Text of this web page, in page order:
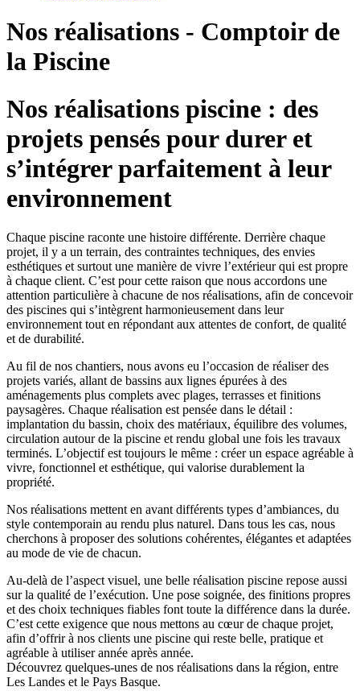
Nos réalisations - Comptoir de
la Piscine
Nos réalisations piscine : des
projets pensés pour durer et
s’intégrer parfaitement à leur
environnement
Chaque piscine raconte une histoire différente. Derrière chaque
projet, il y a un terrain, des contraintes techniques, des envies
esthétiques et surtout une manière de vivre l’extérieur qui est propre
à chaque client. C’est pour cette raison que nous accordons une
attention particulière à chacune de nos réalisations, afin de concevoir
des piscines qui s’intègrent harmonieusement dans leur
environnement tout en répondant aux attentes de confort, de qualité
et de durabilité.
Au fil de nos chantiers, nous avons eu l’occasion de réaliser des
projets variés, allant de bassins aux lignes épurées à des
aménagements plus complets avec plages, terrasses et finitions
paysagères. Chaque réalisation est pensée dans le détail :
implantation du bassin, choix des matériaux, équilibre des volumes,
circulation autour de la piscine et rendu global une fois les travaux
terminés. L’objectif est toujours le même : créer un espace agréable à
vivre, fonctionnel et esthétique, qui valorise durablement la
propriété.
Nos réalisations mettent en avant différents types d’ambiances, du
style contemporain au rendu plus naturel. Dans tous les cas, nous
cherchons à proposer des solutions cohérentes, élégantes et adaptées
au mode de vie de chacun.
Au-delà de l’aspect visuel, une belle réalisation piscine repose aussi
sur la qualité de l’exécution. Une pose soignée, des finitions propres
et des choix techniques fiables font toute la différence dans la durée.
C’est cette exigence que nous mettons au cœur de chaque projet,
afin d’offrir à nos clients une piscine qui reste belle, pratique et
agréable à utiliser année après année.
Découvrez quelques-unes de nos réalisations dans la région, entre
Les Landes et le Pays Basque.